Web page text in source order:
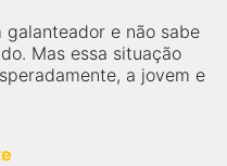
e não sabe
Mas essa situação
a jovem e